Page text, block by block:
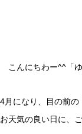
こんにちわー^^「ゆ
4月になり、目の前の
お天気の良い日に、